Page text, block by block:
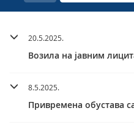
20.5.2025.
Возила на јавним
8.5.2025.
Привремена обустава